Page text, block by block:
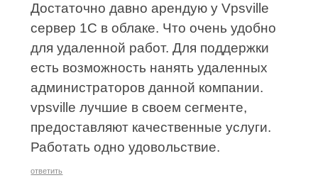
Достаточно давно арендую у Vpsville
сервер 1С в облаке. Что очень удобно
для удаленной работ. Для поддержки
есть возможность нанять удаленных
администраторов данной компании.
vpsville лучшие в своем сегменте,
предоставляют качественные услуги.
Работать одно удовольствие.
ответить